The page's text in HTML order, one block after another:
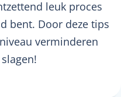
leuk proces
bent. Door deze tips
verminderen